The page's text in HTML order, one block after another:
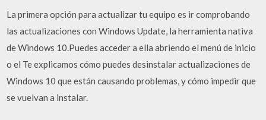
La primera opción para actualizar tu equipo es ir comprobando
las actualizaciones con Windows Update, la herramienta nativa
de Windows 10.Puedes acceder a ella abriendo el menú de inicio
o el Te explicamos cómo puedes desinstalar actualizaciones de
Windows 10 que están causando problemas, y cómo impedir que
se vuelvan a instalar.